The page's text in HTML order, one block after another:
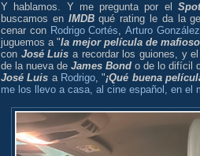
Y hablamos. Y me pregunta por el
buscamos en IMDBqué rating le da la
cenar con Rodrigo Cortés,Arturo
juguemos a "la mejor película de
con José Luis a recordar los guiones, y
de la nueva de James Bond o de lo difícil
José Luis a Rodrigo, "¡Qué buena
me los llevo a casa, al cine español, en el